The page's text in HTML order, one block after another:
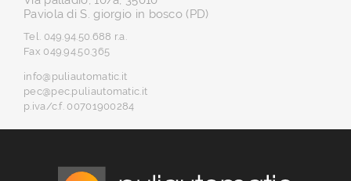
Paviola di S. giorgio in bosco (PD)
Tel. 049.94.50.688 r.a.
Fax 049.94.50.365
info@puliautomatic.it
pec@pec.puliautomatic.it
p.iva/c.f. 00701900284